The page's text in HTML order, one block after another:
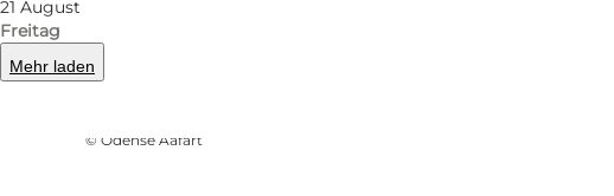
21 August
Freitag
Mehr laden
© Odense Aafart